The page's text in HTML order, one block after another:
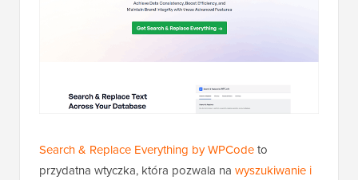
Search & Replace Everything by WPCodeto
przydatna wtyczka, która pozwala na wyszukiwanie i